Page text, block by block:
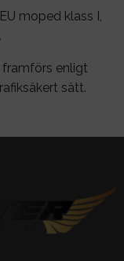
moped klass I,
enligt
sätt.